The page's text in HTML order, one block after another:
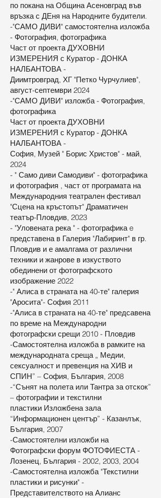
по покана на Община Асеновград във
връзка с ДЕня на Народните будители.
-"САМО ДИВИ" самостоятелна изложба
- Фотография, фотографика
Част от проекта ДУХОВНИ
ИЗМЕРЕНИЯ с Куратор - ДОНКА
НАЛБАНТОВА -
Диимтровград, ХГ "Петко Чурчулиев",
август-септември 2024
-"САМО ДИВИ" изложба - Фотография,
фотографика
Част от проекта ДУХОВНИ
ИЗМЕРЕНИЯ с Куратор - ДОНКА
НАЛБАНТОВА -
София, Музей " Борис Христов" - май,
2024
- " Само диви Самодиви" - фотографика
и фотография , част от програмата на
Международния театрален фестивал
"Сцена на кръстопът" Драматичен
театър-Пловдив, 2023
- "Уловената река " - фотографика e
представена в Галерия "Лабиринт" в гр.
Пловдив и е амалгама от различни
техники и жанрове в изкуството
обединени от фотографското
изображение 2022
-" Алиса в страната на 40-те" галерия
"Аросита"- София 2011
-"Алиса в страната на 40-те" предсавена
по време на Международни
фотографски срещи 2010 - Пловдив
-Самостоятелна изложба в рамките на
международната среща „ Медии,
сексуалност и превенция на ХИВ и
СПИН” – София, България, 2008
-“Сънят на полета или Тантра за отскок”
– фотографии и текстилни
пластики Изложбена зала
“Информационен център” - Казанлък,
България, 2007
-Самостоятелни изложби на
Фотографски форум ФОТОФИЕСТА -
Лозенец, България - 2002, 2003, 2004
-Самостоятелна изложба "Текстилни
пластики и рисунки" -
Представителството на Алианс